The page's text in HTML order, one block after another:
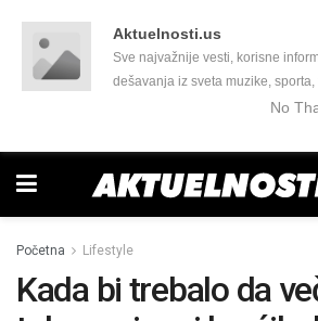
Aktuelnosti.us
Sve najvažnije vesti, korisne
dešavanja iz sveta muzike,
još mnogo toga zanimljivog.No
Početna Lifestyle
Kada bi trebalo da